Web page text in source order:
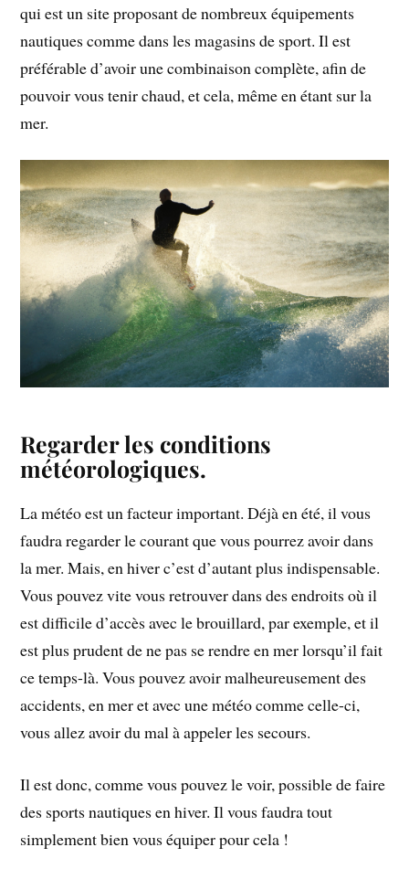
qui est un site proposant de nombreux équipements
nautiques comme dans les magasins de sport. Il est
préférable d’avoir une combinaison complète, afin de
pouvoir vous tenir chaud, et cela, même en étant sur la
mer.
Regarder les conditions
météorologiques.
La météo est un facteur important. Déjà en été, il vous
faudra regarder le courant que vous pourrez avoir dans
la mer. Mais, en hiver c’est d’autant plus indispensable.
Vous pouvez vite vous retrouver dans des endroits où il
est difficile d’accès avec le brouillard, par exemple, et il
est plus prudent de ne pas se rendre en mer lorsqu’il fait
ce temps-là. Vous pouvez avoir malheureusement des
accidents, en mer et avec une météo comme celle-ci,
vous allez avoir du mal à appeler les secours.
Il est donc, comme vous pouvez le voir, possible de faire
des sports nautiques en hiver. Il vous faudra tout
simplement bien vous équiper pour cela !